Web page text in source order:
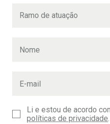
Li e estou de acordo
políticas de privacidade.